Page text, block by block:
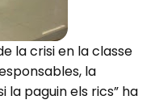
la crisi en la classe
la
la paguin els rics” ha